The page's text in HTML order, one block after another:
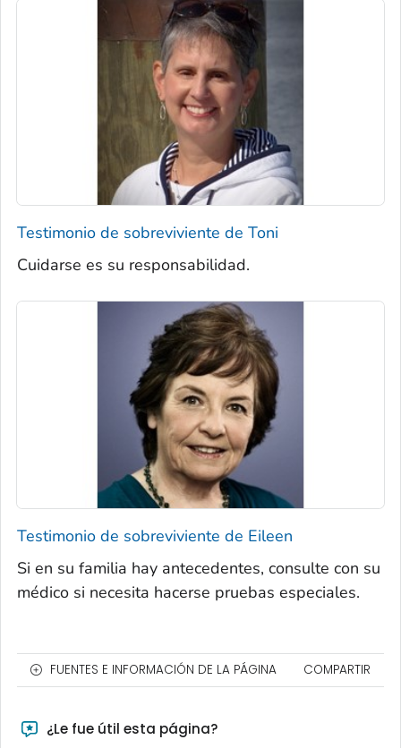
Testimonio de sobreviviente de Toni
Cuidarse es su responsabilidad.
Testimonio de sobreviviente de Eileen
Si en su familia hay antecedentes, consulte con su
médico si necesita hacerse pruebas especiales.
FUENTES E INFORMACIÓN DE LA PÁGINA COMPARTIR
¿Le fue útil esta página?